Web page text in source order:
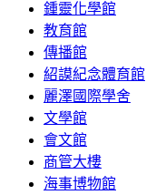
鍾靈化學館
教育館
傳播館
紹謨紀念體育館
麗澤國際學舍
文學館
會文館
商管大樓
海事博物館